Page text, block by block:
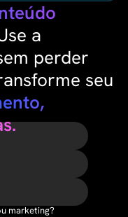
a
perder
seu
marketing?